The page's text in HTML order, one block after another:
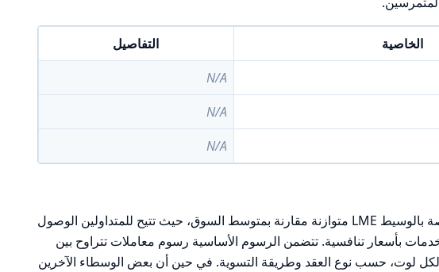
الخاصية
التفاصيل
N/A
N/A
N/A
تعتبر سياسة الرسوم الخاصة بالوسيط LME متوازنة مقارنة بمتوسط السوق، حيث تتيح للمتداولين الوصول
بأسعار تنافسية. تتضمن الرسوم الأساسية رسوم معاملات تتراوح بين
إلى 1.18 دولار لكل لوت، حسب نوع العقد وطريقة التسوية. في حين أن بعض الوسطاء الآخرين